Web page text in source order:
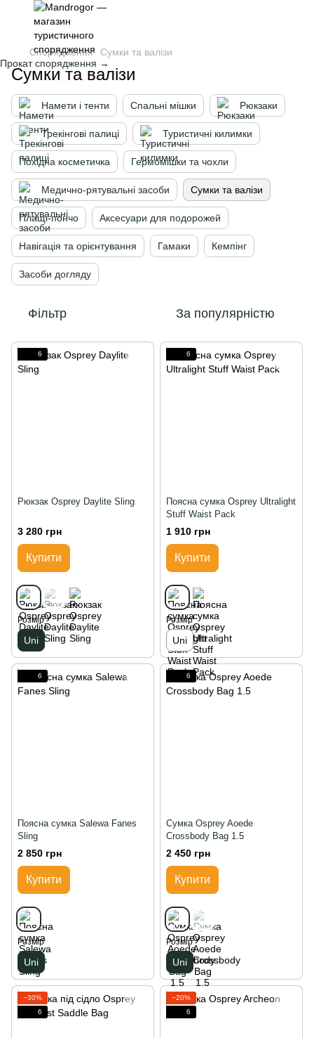
Прокат спорядження →
Спорядження Сумки та валізи
Сумки та валізи
Намети і тенти Спальні мішки Рюкзаки
Трекінгові палиці Туристичні килимки
Похідна косметичка Гермомішки та чохли
Медично-рятувальні засоби Сумки та валізи
Плащі-пончо Аксесуари для подорожей
Навігація та орієнтування Гамаки Кемпінг
Засоби догляду
Фільтр За популярністю
6
Рюкзак Osprey Daylite Sling
3 280 грн
Купити
Розмір
Uni
6
Поясна сумка Osprey Ultralight
Stuff Waist Pack
1 910 грн
Купити
Розмір
Uni
6
Поясна сумка Salewa Fanes
Sling
2 850 грн
Купити
Розмір
Uni
6
Сумка Osprey Aoede
Crossbody Bag 1.5
2 450 грн
Купити
Розмір
Uni
−30%
6
−20%
6